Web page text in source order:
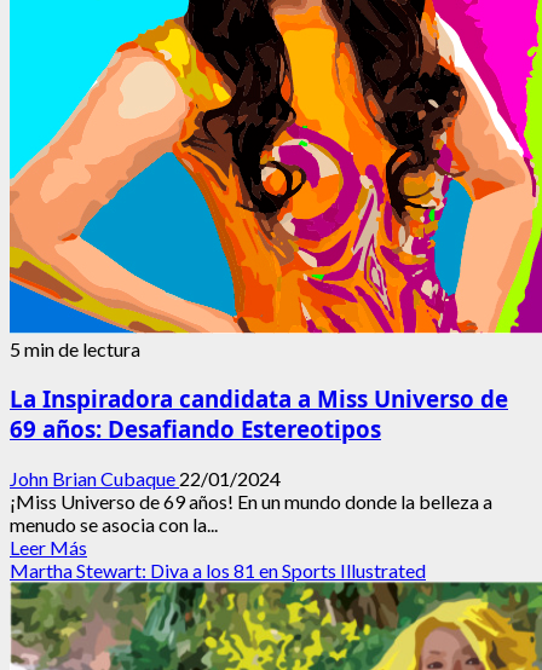
5 min de lectura
La Inspiradora candidata a Miss Universo de
69 años: Desafiando Estereotipos
John Brian Cubaque 22/01/2024
¡Miss Universo de 69 años! En un mundo donde la belleza a
menudo se asocia con la...
Leer Más
más
acerca
de
La
Inspiradora
Martha Stewart: Diva a los 81 en Sports Illustrated